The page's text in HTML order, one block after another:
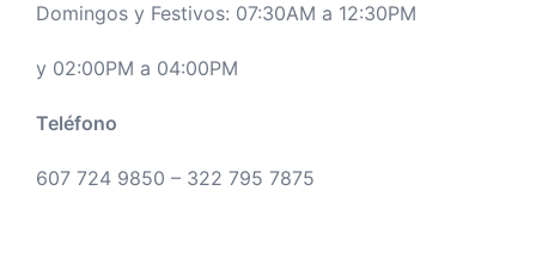
Domingos y Festivos: 07:30AM a 12:30PM
y 02:00PM a 04:00PM
Teléfono
607 724 9850 – 322 795 7875